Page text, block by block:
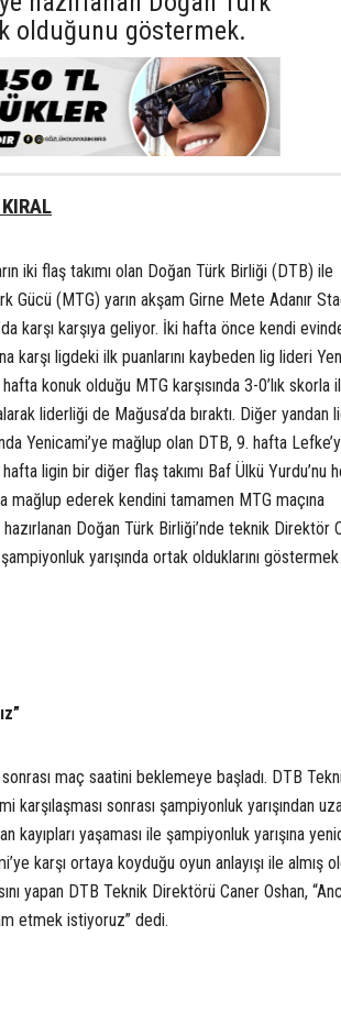
olduğunu göstermek.
iki flaş takımı olan Doğan Türk Birliği (DTB) ile
Gücü (MTG) yarın akşam Girne Mete Adanır
karşı karşıya geliyor. İki hafta önce kendi
karşı ligdeki ilk puanlarını kaybeden lig lideri
konuk olduğu MTG karşısında 3-0’lık skorla
liderliği de Mağusa’da bıraktı. Diğer yandan
Yenicami’ye mağlup olan DTB, 9. hafta
ligin bir diğer flaş takımı Baf Ülkü Yurdu’nu
mağlup ederek kendini tamamen MTG maçına
Doğan Türk Birliği’nde teknik Direktör
yarışında ortak olduklarını göstermek
maç saatini beklemeye başladı. DTB
sonrası şampiyonluk yarışından
yaşaması ile şampiyonluk yarışına
karşı ortaya koyduğu oyun anlayışı ile almış
yapan DTB Teknik Direktörü Caner Oshan,
etmek istiyoruz” dedi.